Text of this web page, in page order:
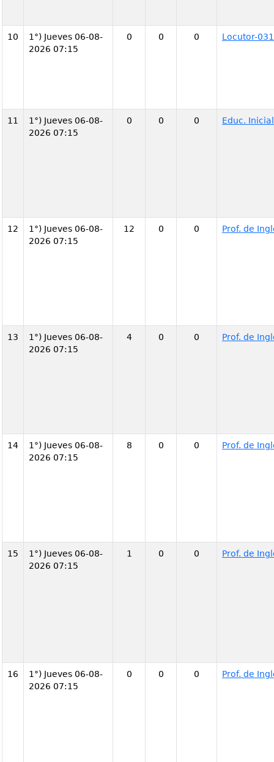
10
1°) Jueves 06-08-
2026 07:15
0 0 0 Locutor-
11
1°) Jueves 06-08-
2026 07:15
0 0 0 Educ.
12
1°) Jueves 06-08-
2026 07:15
12 0 0 Prof. de
13
1°) Jueves 06-08-
2026 07:15
4 0 0 Prof. de
14
1°) Jueves 06-08-
2026 07:15
8 0 0 Prof. de
15
1°) Jueves 06-08-
2026 07:15
1 0 0 Prof. de
16
1°) Jueves 06-08-
2026 07:15
0 0 0 Prof. de